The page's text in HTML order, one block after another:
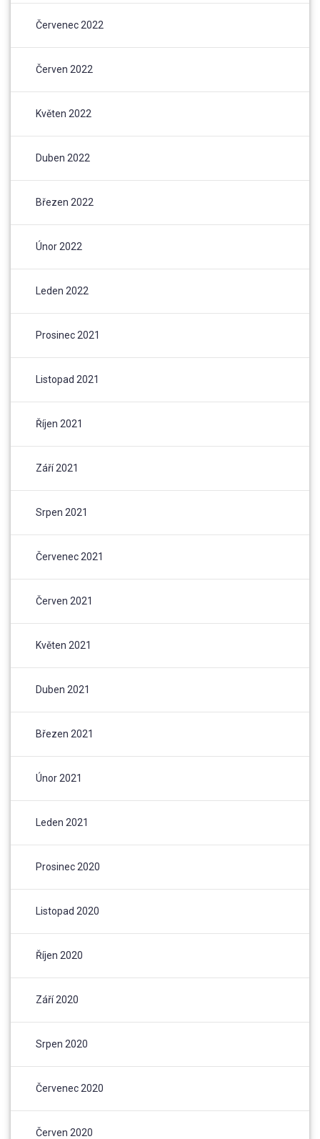
Červenec 2022
Červen 2022
Květen 2022
Duben 2022
Březen 2022
Únor 2022
Leden 2022
Prosinec 2021
Listopad 2021
Říjen 2021
Září 2021
Srpen 2021
Červenec 2021
Červen 2021
Květen 2021
Duben 2021
Březen 2021
Únor 2021
Leden 2021
Prosinec 2020
Listopad 2020
Říjen 2020
Září 2020
Srpen 2020
Červenec 2020
Červen 2020